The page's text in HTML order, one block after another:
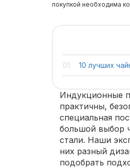
покупкой необходима
10 лучших
Индукционные
практичны,
специальная
большой выбор
стали. Наши
них разный
подобрать